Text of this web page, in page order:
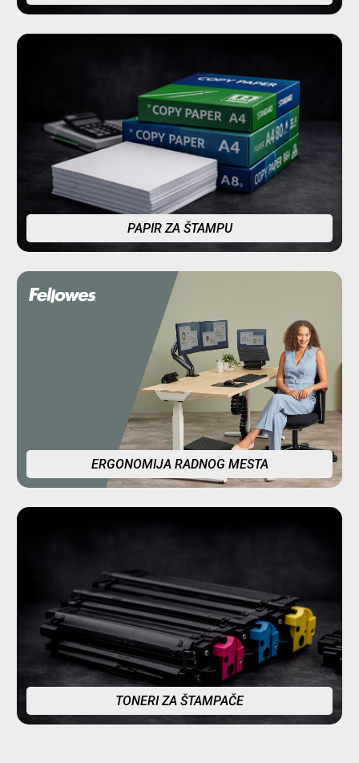
PAPIR ZA ŠTAMPU
ERGONOMIJA RADNOG MESTA
TONERI ZA ŠTAMPAČE